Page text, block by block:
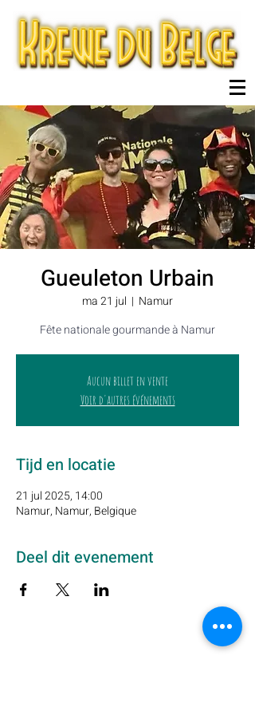
Gueuleton Urbain
ma 21 jul
  |
Namur
Fête nationale gourmande à Namur
Aucun billet en vente
Voir d'autres événements
Tijd en locatie
21 jul 2025, 14:00
Namur, Namur, Belgique
Deel dit evenement